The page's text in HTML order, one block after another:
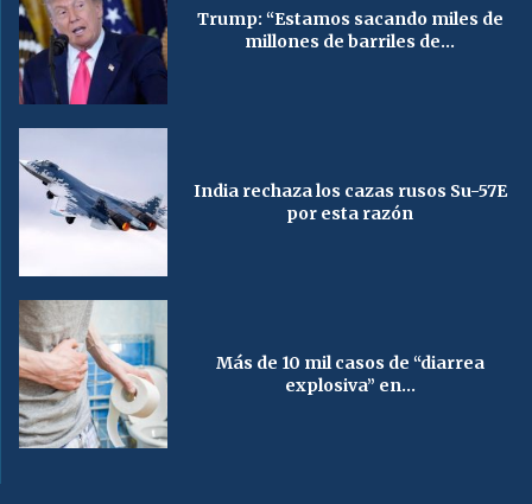
Trump: “Estamos sacando miles de
millones de barriles de...
India rechaza los cazas rusos Su-57E
por esta razón
Más de 10 mil casos de “diarrea
explosiva” en...